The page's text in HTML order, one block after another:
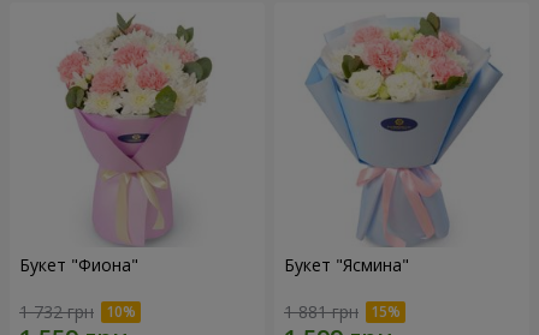
Букет "Фиона"
1 732 грн
Букет "Ясмина"
1 881 грн